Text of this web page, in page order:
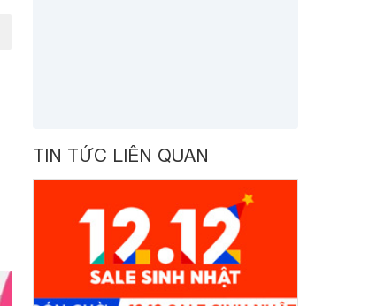
TIN TỨC LIÊN QUAN